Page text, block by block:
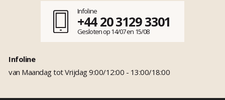
Infoline
+44 20 3129 3301
Gesloten op 14/07 en 15/08
Infoline
van Maandag tot Vrijdag 9:00/12:00 - 13:00/18:00